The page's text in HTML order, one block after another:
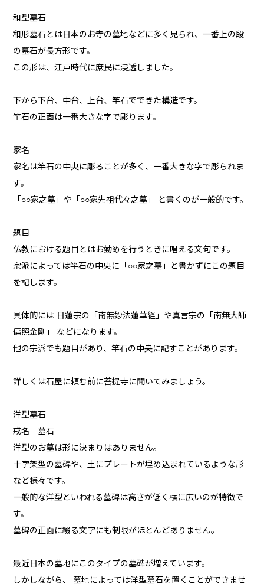
和型墓石
和形墓石とは日本のお寺の墓地などに多く見られ、一番上の段
の墓石が長方形です。
この形は、江戸時代に庶民に浸透しました。
下から下台、中台、上台、竿石でできた構造です。
竿石の正面は一番大きな字で彫ります。
家名
家名は竿石の中央に彫ることが多く、一番大きな字で彫られま
す。
「○○家之墓」や「○○家先祖代々之墓」 と書くのが一般的です。
題目
仏教における題目とはお勤めを行うときに唱える文句です。
宗派によっては竿石の中央に「○○家之墓」と書かずにこの題目
を記します。
具体的には 日蓮宗の「南無妙法蓮華経」や真言宗の「南無大師
偏照金剛」 などになります。
他の宗派でも題目があり、竿石の中央に記すことがあります。
詳しくは石屋に頼む前に菩提寺に聞いてみましょう。
洋型墓石
戒名 墓石
洋型のお墓は形に決まりはありません。
十字架型の墓碑や、土にプレートが埋め込まれているような形
など様々です。
一般的な洋型といわれる墓碑は高さが低く横に広いのが特徴で
す。
墓碑の正面に綴る文字にも制限がほとんどありません。
最近日本の墓地にこのタイプの墓碑が増えています。
しかしながら、 墓地によっては洋型墓石を置くことができませ